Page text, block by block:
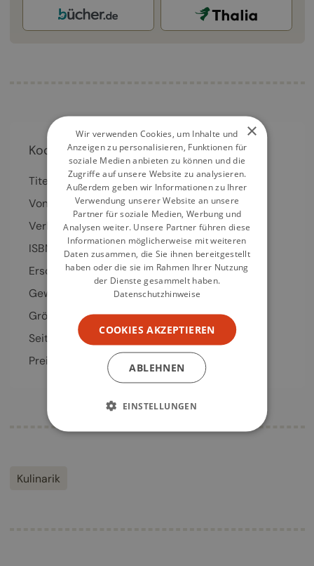
Kochbuch-Details
Titel
JAN
Von
Jan Hartwig
Verlag
Matthaes
ISBN
978-3-98-541085-9
Erschienen
27.11.2026
Gewicht
3000 g
Größe
250 x 335 mm
Seiten
320Seiten
Preis
Kulinarik
×
Wir verwenden Cookies, um Inhalte und
Anzeigen zu personalisieren, Funktionen für
soziale Medien anbieten zu können und die
Zugriffe auf unsere Website zu analysieren.
Außerdem geben wir Informationen zu Ihrer
Verwendung unserer Website an unsere
Partner für soziale Medien, Werbung und
Analysen weiter. Unsere Partner führen diese
Informationen möglicherweise mit weiteren
Daten zusammen, die Sie ihnen bereitgestellt
haben oder die sie im Rahmen Ihrer Nutzung
der Dienste gesammelt haben.
Datenschutzhinweise
COOKIES AKZEPTIEREN
ABLEHNEN
EINSTELLUNGEN